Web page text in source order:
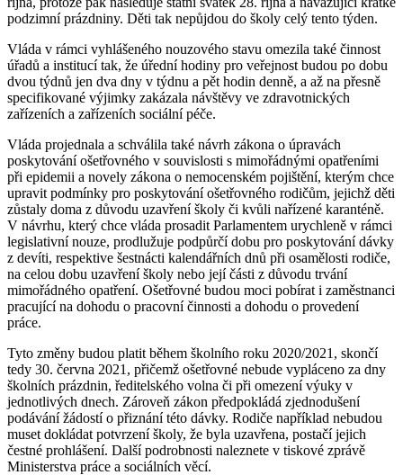
podzimní prázdniny. Děti tak nepůjdou do školy celý tento týden.
Vláda v rámci vyhlášeného nouzového stavu omezila také činnost
úřadů a institucí tak, že úřední hodiny pro veřejnost budou po dobu
dvou týdnů jen dva dny v týdnu a pět hodin denně, a až na přesně
specifikované výjimky zakázala návštěvy ve zdravotnických
zařízeních a zařízeních sociální péče.
Vláda projednala a schválila také návrh zákona o úpravách
poskytování ošetřovného v souvislosti s mimořádnými opatřeními
při epidemii a novely zákona o nemocenském pojištění, kterým chce
upravit podmínky pro poskytování ošetřovného rodičům, jejichž děti
zůstaly doma z důvodu uzavření školy či kvůli nařízené karanténě.
V návrhu, který chce vláda prosadit Parlamentem urychleně v rámci
legislativní nouze, prodlužuje podpůrčí dobu pro poskytování dávky
z devíti, respektive šestnácti kalendářních dnů při osamělosti rodiče,
na celou dobu uzavření školy nebo její části z důvodu trvání
mimořádného opatření. Ošetřovné budou moci pobírat i zaměstnanci
pracující na dohodu o pracovní činnosti a dohodu o provedení
práce.
Tyto změny budou platit během školního roku 2020/2021, skončí
tedy 30. června 2021, přičemž ošetřovné nebude vypláceno za dny
školních prázdnin, ředitelského volna či při omezení výuky v
jednotlivých dnech. Zároveň zákon předpokládá zjednodušení
podávání žádostí o přiznání této dávky. Rodiče například nebudou
muset dokládat potvrzení školy, že byla uzavřena, postačí jejich
čestné prohlášení. Další podrobnosti naleznete v tiskové zprávě
Ministerstva práce a sociálních věcí.